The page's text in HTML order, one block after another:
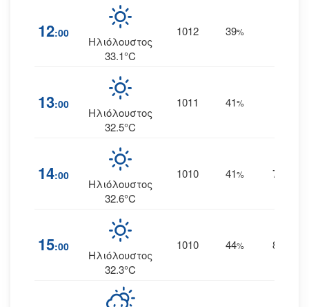
12:00
Ηλιόλουστος
33.1°C
1012 39%
13:00
Ηλιόλουστος
32.5°C
1011 41%
14:00
Ηλιόλουστος
32.6°C
1010 41% 7
15:00
Ηλιόλουστος
32.3°C
1010 44% 8